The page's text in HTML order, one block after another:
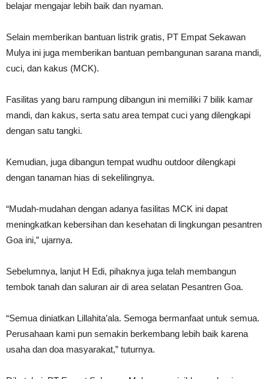
belajar mengajar lebih baik dan nyaman.
Selain memberikan bantuan listrik gratis, PT Empat Sekawan
Mulya ini juga memberikan bantuan pembangunan sarana mandi,
cuci, dan kakus (MCK).
Fasilitas yang baru rampung dibangun ini memiliki 7 bilik kamar
mandi, dan kakus, serta satu area tempat cuci yang dilengkapi
dengan satu tangki.
Kemudian, juga dibangun tempat wudhu outdoor dilengkapi
dengan tanaman hias di sekelilingnya.
“Mudah-mudahan dengan adanya fasilitas MCK ini dapat
meningkatkan kebersihan dan kesehatan di lingkungan pesantren
Goa ini,” ujarnya.
Sebelumnya, lanjut H Edi, pihaknya juga telah membangun
tembok tanah dan saluran air di area selatan Pesantren Goa.
“Semua diniatkan Lillahita’ala. Semoga bermanfaat untuk semua.
Perusahaan kami pun semakin berkembang lebih baik karena
usaha dan doa masyarakat,” tuturnya.